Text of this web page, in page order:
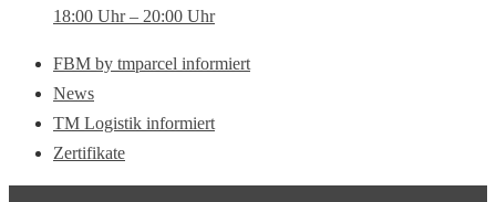
18:00 Uhr – 20:00 Uhr
FBM by tmparcel informiert
News
TM Logistik informiert
Zertifikate